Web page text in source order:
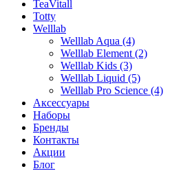
TeaVitall
Totty
Welllab
Welllab Aqua (4)
Welllab Element (2)
Welllab Kids (3)
Welllab Liquid (5)
Welllab Pro Science (4)
Аксессуары
Наборы
Бренды
Контакты
Акции
Блог